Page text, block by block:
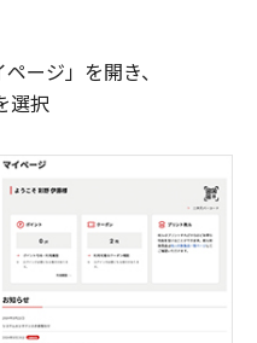
ージ」を開き、
選択